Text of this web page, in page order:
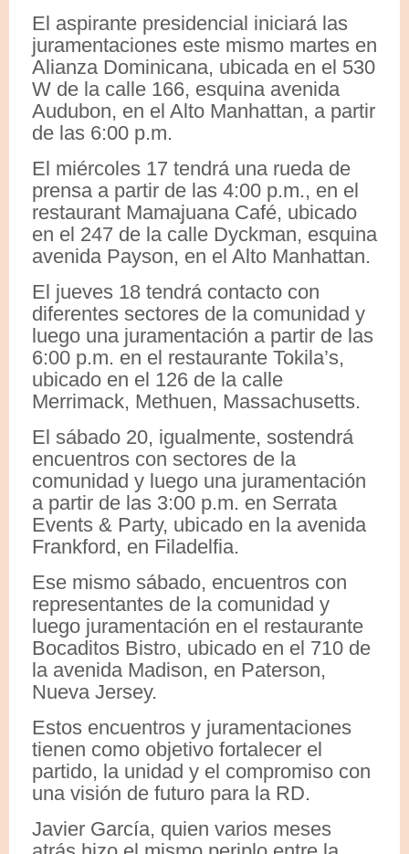
El aspirante presidencial iniciará las
juramentaciones este mismo martes en
Alianza Dominicana, ubicada en el 530
W de la calle 166, esquina avenida
Audubon, en el Alto Manhattan, a partir
de las 6:00 p.m.
El miércoles 17 tendrá una rueda de
prensa a partir de las 4:00 p.m., en el
restaurant Mamajuana Café, ubicado
en el 247 de la calle Dyckman, esquina
avenida Payson, en el Alto Manhattan.
El jueves 18 tendrá contacto con
diferentes sectores de la comunidad y
luego una juramentación a partir de las
6:00 p.m. en el restaurante Tokila’s,
ubicado en el 126 de la calle
Merrimack, Methuen, Massachusetts.
El sábado 20, igualmente, sostendrá
encuentros con sectores de la
comunidad y luego una juramentación
a partir de las 3:00 p.m. en Serrata
Events & Party, ubicado en la avenida
Frankford, en Filadelfia.
Ese mismo sábado, encuentros con
representantes de la comunidad y
luego juramentación en el restaurante
Bocaditos Bistro, ubicado en el 710 de
la avenida Madison, en Paterson,
Nueva Jersey.
Estos encuentros y juramentaciones
tienen como objetivo fortalecer el
partido, la unidad y el compromiso con
una visión de futuro para la RD.
Javier García, quien varios meses